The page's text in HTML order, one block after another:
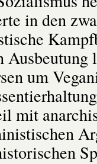
in den
Ausbeutung
um
mit